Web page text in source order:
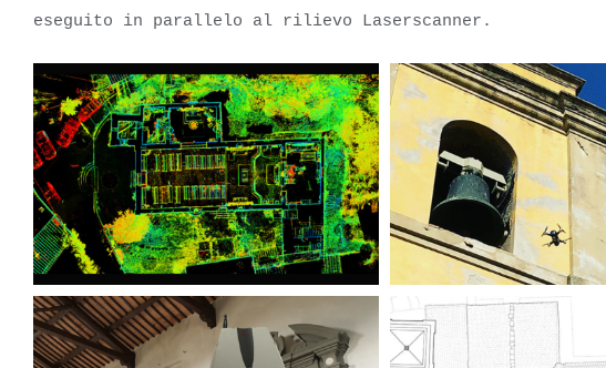
eseguito in parallelo al rilievo Laserscanner.